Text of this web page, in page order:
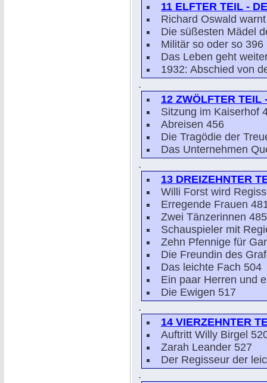
11 ELFTER TEIL -
Richard Oswald
Die süßesten Mädel
Militär so oder so 396
Das Leben geht
1932: Abschied von
.
12 ZWÖLFTER TEIL
Sitzung im Kaiserhof
Abreisen 456
Die Tragödie der
Das Unternehmen
.
13 DREIZEHNTER
Willi Forst wird
Erregende Frauen
Zwei Tänzerinnen 485
Schauspieler mit
Zehn Pfennige für
Die Freundin des
Das leichte Fach 504
Ein paar Herren und
Die Ewigen 517
.
14 VIERZEHNTER
Auftritt Willy Birgel
Zarah Leander 527
Der Regisseur der
.